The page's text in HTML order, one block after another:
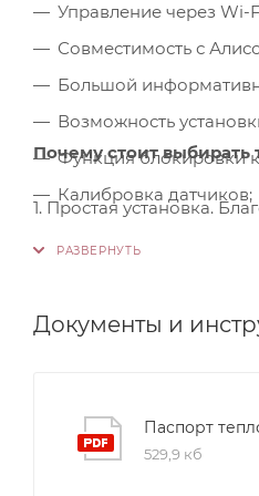
Управление через Wi-
Совместимость с
Большой
Возможность
Функция блокировки
Калибровка датчиков;
Почему стоит
1. Простая установка.
затраты на монтаж
коттедже или доме.
Документы и
Паспорт
529,9 кб